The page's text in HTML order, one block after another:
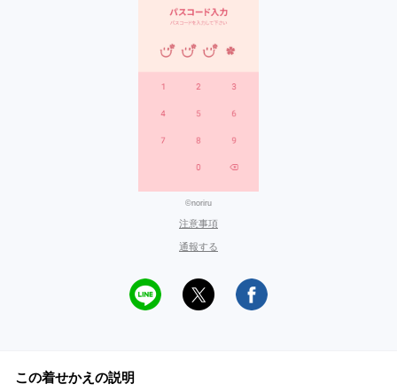
©noriru
注意事項
通報する
この着せかえの説明